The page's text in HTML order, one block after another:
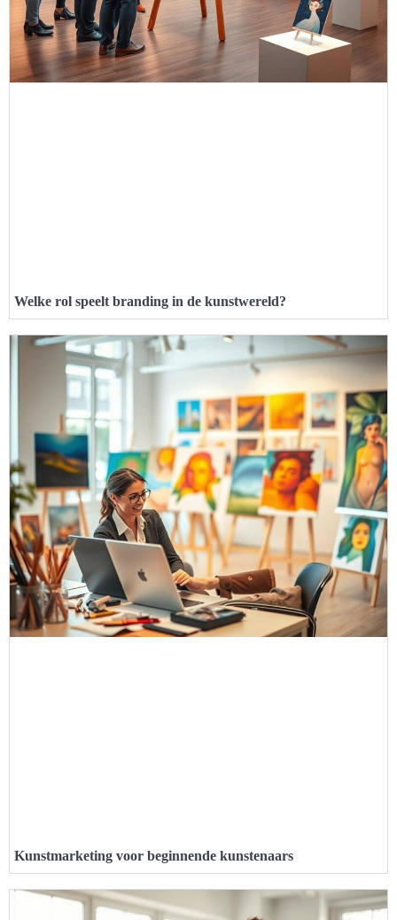
Welke rol speelt branding in de kunstwereld?
Kunstmarketing voor beginnende kunstenaars